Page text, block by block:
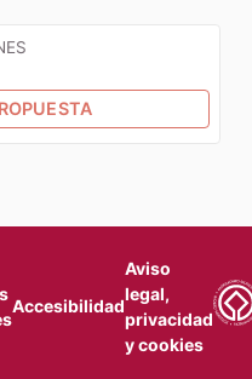
Accesibilidad
Aviso
legal,
privacidad
y cookies